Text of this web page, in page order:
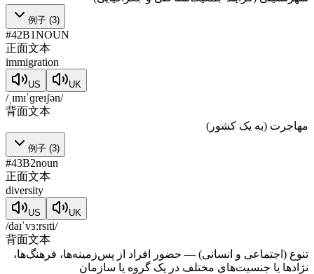
例子 (3)
#42B1NOUN
正面文本
immigration
US UK
/ˌɪmɪˈɡreɪʃən/
背面文本
مهاجرت (به یک کشور)
例子 (3)
#43B2noun
正面文本
diversity
US UK
/daɪˈvɜːrsɪti/
背面文本
تنوع (اجتماعی و انسانی) — حضور افراد از پس‌زمینه‌ها، فرهنگ‌ها،
نژادها یا جنسیت‌های مختلف در یک گروه یا سازمان